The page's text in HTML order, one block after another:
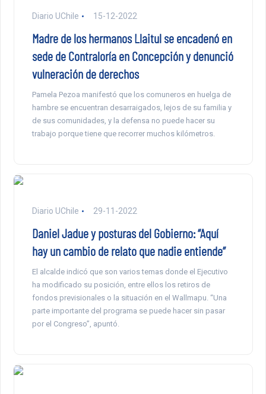
Diario UChile 15-12-2022
Madre de los hermanos Llaitul se encadenó en
sede de Contraloría en Concepción y denunció
vulneración de derechos
Pamela Pezoa manifestó que los comuneros en huelga de
hambre se encuentran desarraigados, lejos de su familia y
de sus comunidades, y la defensa no puede hacer su
trabajo porque tiene que recorrer muchos kilómetros.
Diario UChile 29-11-2022
Daniel Jadue y posturas del Gobierno: “Aquí
hay un cambio de relato que nadie entiende”
El alcalde indicó que son varios temas donde el Ejecutivo
ha modificado su posición, entre ellos los retiros de
fondos previsionales o la situación en el Wallmapu. “Una
parte importante del programa se puede hacer sin pasar
por el Congreso”, apuntó.